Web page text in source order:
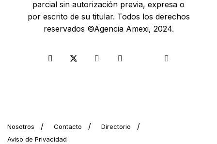
parcial sin autorización previa, expresa o
por escrito de su titular. Todos los derechos
reservados ©Agencia Amexi, 2024.
Nosotros Contacto
Directorio
Aviso de Privacidad